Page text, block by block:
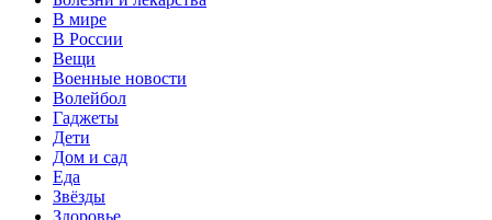
В мире
В России
Вещи
Военные новости
Волейбол
Гаджеты
Дети
Дом и сад
Еда
Звёзды
Здоровье